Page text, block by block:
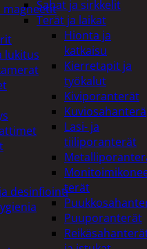
Sahat ja sirkkelit
Terät ja laikat
Hionta ja
katkaisu
Kierretapit ja
työkalut
Kiviporanterät
Kuviosahanterä
Lasi- ja
tiiliporanterät
terät
Puuporanterät
magneetit
lukitus
desinfiointi